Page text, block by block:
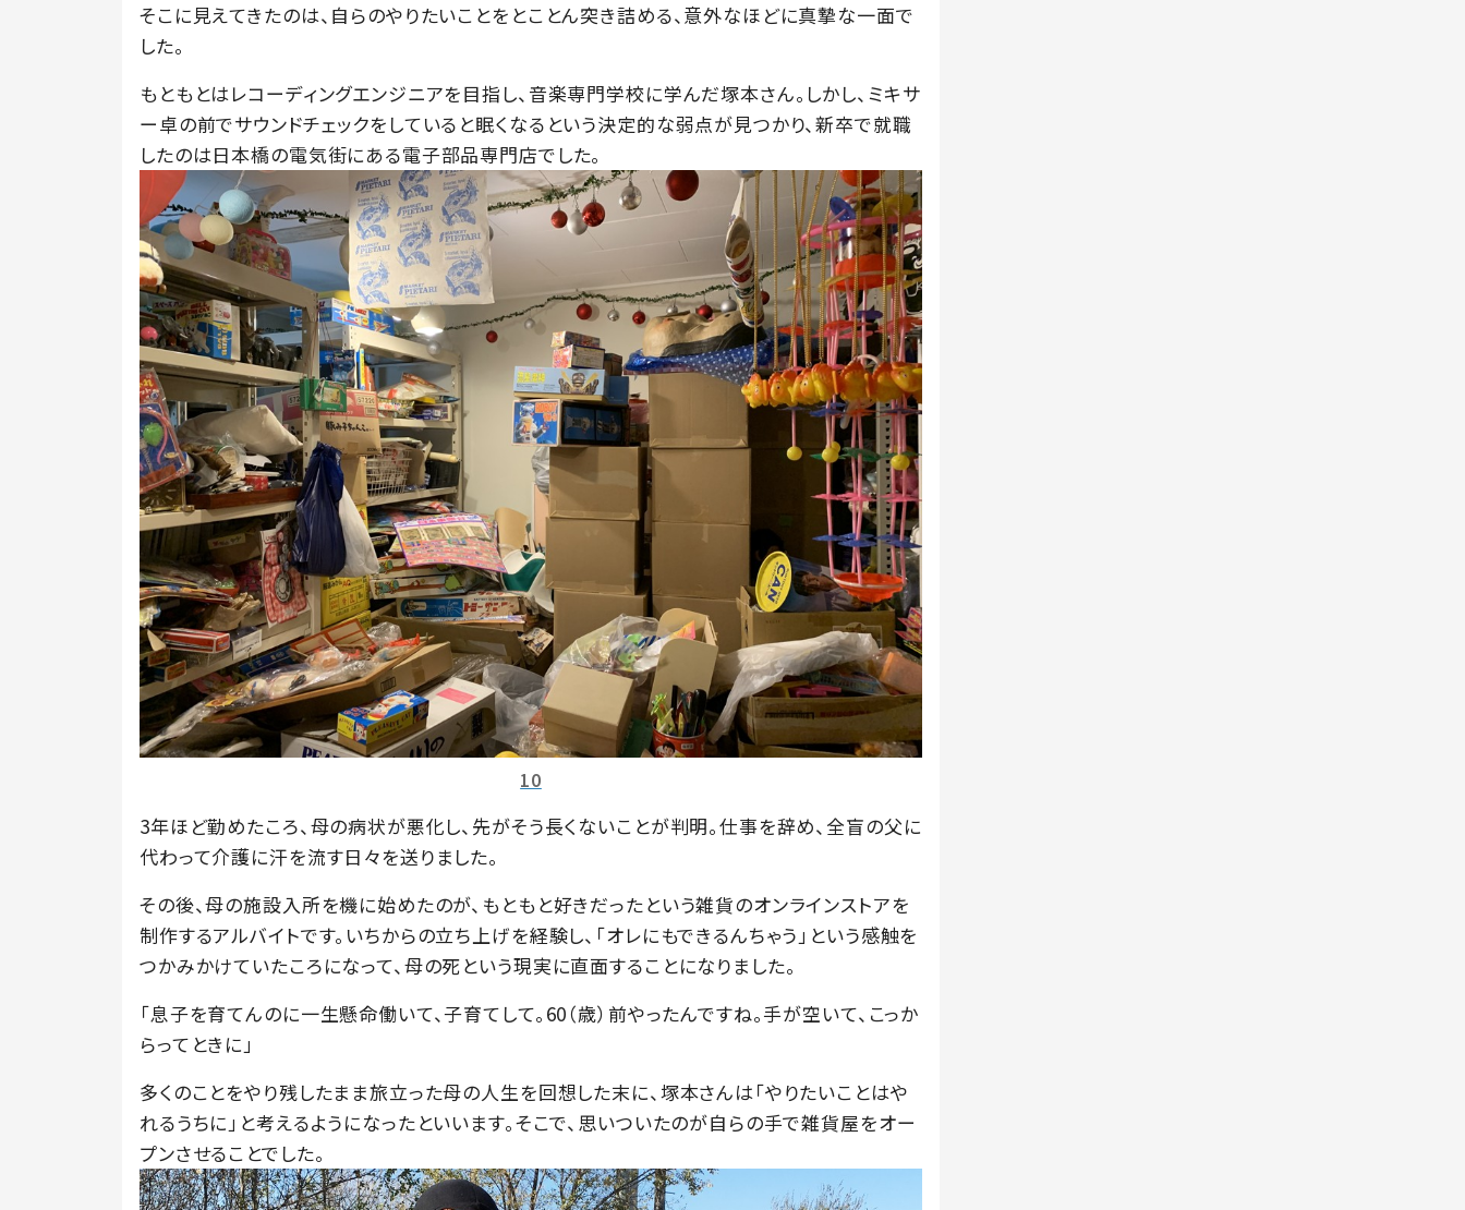
そこに見えてきたのは、自らのやりたいことをとことん突き詰める、意外なほどに真摯な一面で
した。
もともとはレコーディングエンジニアを目指し、音楽専門学校に学んだ塚本さん。しかし、ミキサ
ー卓の前でサウンドチェックをしていると眠くなるという決定的な弱点が見つかり、新卒で就職
したのは日本橋の電気街にある電子部品専門店でした。
10
3年ほど勤めたころ、母の病状が悪化し、先がそう長くないことが判明。仕事を辞め、全盲の父に
代わって介護に汗を流す日々を送りました。
その後、母の施設入所を機に始めたのが、もともと好きだったという雑貨のオンラインストアを
制作するアルバイトです。いちからの立ち上げを経験し、「オレにもできるんちゃう」という感触を
つかみかけていたころになって、母の死という現実に直面することになりました。
「息子を育てんのに一生懸命働いて、子育てして。60（歳）前やったんですね。手が空いて、こっか
らってときに」
多くのことをやり残したまま旅立った母の人生を回想した末に、塚本さんは「やりたいことはや
れるうちに」と考えるようになったといいます。そこで、思いついたのが自らの手で雑貨屋をオー
プンさせることでした。